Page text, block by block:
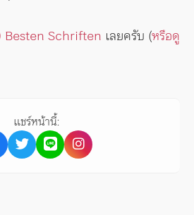
Besten Schriften เลยครับ (หรือดู
แชร์หน้านี้: